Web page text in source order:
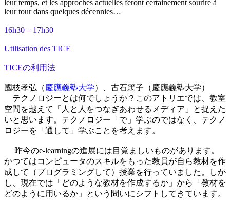
leur temps, et les approches actuelles feront certainement sourire à
leur tour dans quelques décennies…
16h30 – 17h30
Utilisation des TICE
TICEの利用法
國枝孝弘（ 慶應義塾大学）、古石篤子（慶應義塾大学）
テクノロジーとは何でしょうか？このアトリエでは、教室
空間を越えて「人と人をつなぎあわせるメディア」と捉えた
いと思います。テクノロジー「で」学ぶのではなく、テクノ
ロジーを「通して」学ぶことを考えます。
昨今のe-learningの進展には目覚ましいものがあります。
かつてはコンピュータのスキルをもった教員が自ら教材を作
成して（プログラミングして）授業を行っていました。しか
し、現在では「どのような教材を作成するか」から「教材を
どのように用いるか」という問いにシフトしてきています。